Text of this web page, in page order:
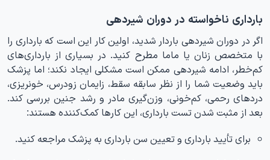
بارداری ناخواسته در دوران شیردهی
اگر در دوران شیردهی باردار شدید، اولین کار این است که بارداری را
با متخصص زنان یا ماما مطرح کنید. در بسیاری از بارداری‌های
کم‌خطر، ادامه شیردهی ممکن است مشکلی ایجاد نکند؛ اما پزشک
باید وضعیت شما را از نظر سابقه سقط، زایمان زودرس، خونریزی،
دردهای رحمی، کم‌خونی، وزن‌گیری مادر و رشد جنین بررسی کند.
بعد از مثبت شدن تست بارداری، این کارها کمک‌کننده هستند:
برای تأیید بارداری و تعیین سن بارداری به پزشک مراجعه کنید.